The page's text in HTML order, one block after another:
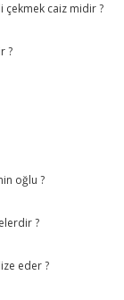
çekmek caiz midir ?
?
oğlu ?
?
eder ?